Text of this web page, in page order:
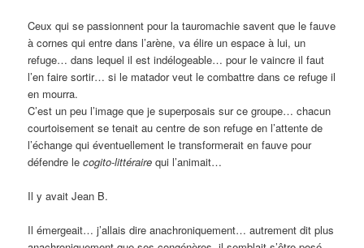
Ceux qui se passionnent pour la tauromachie savent que le fauve
à cornes qui entre dans l’arène, va élire un espace à lui, un
refuge… dans lequel il est indélogeable… pour le vaincre il faut
l’en faire sortir… si le matador veut le combattre dans ce refuge il
en mourra.
C’est un peu l’image que je superposais sur ce groupe… chacun
courtoisement se tenait au centre de son refuge en l’attente de
l’échange qui éventuellement le transformerait en fauve pour
défendre lecogito-littéraire qui l’animait…
Il y avait Jean B.
Il émergeait… j’allais dire anachroniquement… autrement dit plus